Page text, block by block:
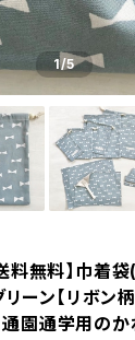
1/5
無料】巾着
ーン【リボ
園通学用のか